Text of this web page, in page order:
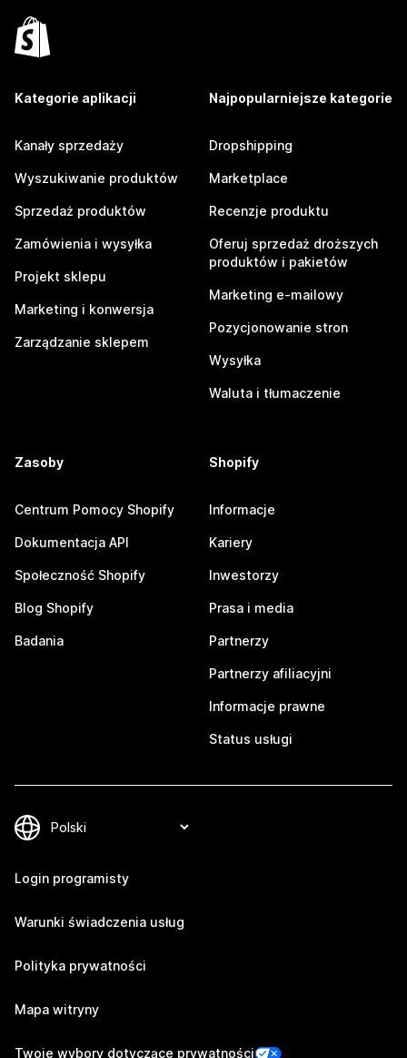
Kategorie aplikacji
Kanały sprzedaży
Wyszukiwanie produktów
Sprzedaż produktów
Zamówienia i wysyłka
Projekt sklepu
Marketing i konwersja
Zarządzanie sklepem
Najpopularniejsze kategorie
Dropshipping
Marketplace
Recenzje produktu
Oferuj sprzedaż droższych
produktów i pakietów
Marketing e-mailowy
Pozycjonowanie stron
Wysyłka
Waluta i tłumaczenie
Zasoby
Centrum Pomocy Shopify
Dokumentacja API
Społeczność Shopify
Blog Shopify
Badania
Shopify
Informacje
Kariery
Inwestorzy
Prasa i media
Partnerzy
Partnerzy afiliacyjni
Informacje prawne
Status usługi
Login programisty
Warunki świadczenia usług
Polityka prywatności
Mapa witryny
Twoje wybory dotyczące prywatności